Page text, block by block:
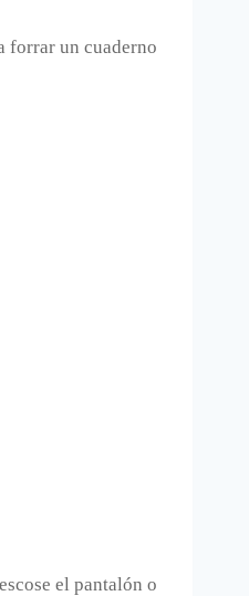
forrar un cuaderno
el pantalón o